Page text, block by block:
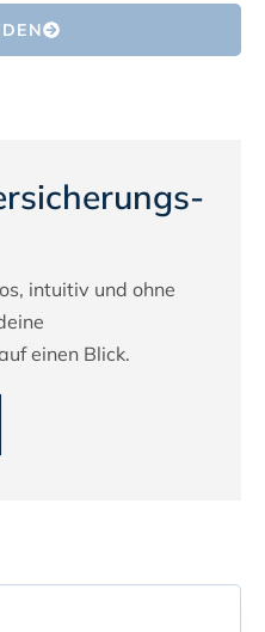
intuitiv und ohne
einen Blick.